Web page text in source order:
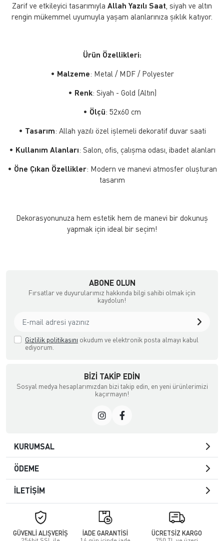
Zarif ve etkileyici tasarımıyla Allah Yazılı Saat , siyah ve altın
rengin mükemmel uyumuyla yaşam alanlarınıza şıklık katıyor.
Ürün Özellikleri:
• Malzeme: Metal / MDF / Polyester
• Renk: Siyah - Gold (Altın)
• Ölçü: 52x60 cm
• Tasarım: Allah yazılı özel işlemeli dekoratif duvar saati
• Kullanım Alanları: Salon, ofis, çalışma odası, ibadet alanları
• Öne Çıkan Özellikler: Modern ve manevi atmosfer oluşturan
tasarım
Dekorasyonunuza hem estetik hem de manevi bir dokunuş
yapmak için ideal bir seçim!
ABONE OLUN
Fırsatlar ve duyurularımız hakkında bilgi sahibi olmak için
kaydolun!
Gizlilik politikasını okudum ve elektronik posta almayı kabul
ediyorum.
BIZI TAKIP EDIN
Sosyal medya hesaplarımızdan bizi takip edin, en yeni ürünlerimizi
kaçırmayın!
KURUMSAL
ÖDEME
İLETİŞİM
GÜVENLİ ALIŞVERİŞ İADE GARANTİSİ ÜCRETSİZ KARGO